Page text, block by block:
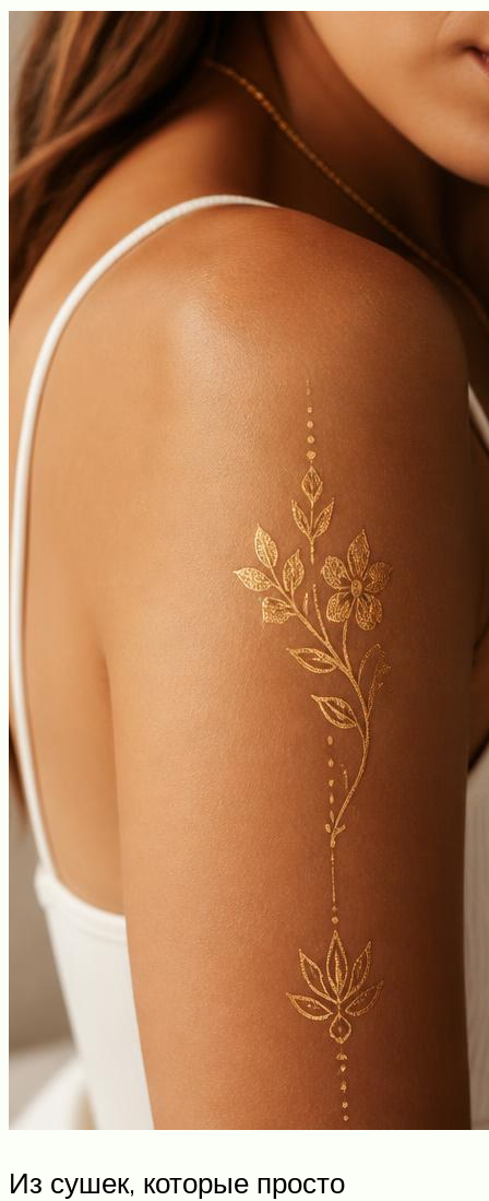
Из сушек, которые просто